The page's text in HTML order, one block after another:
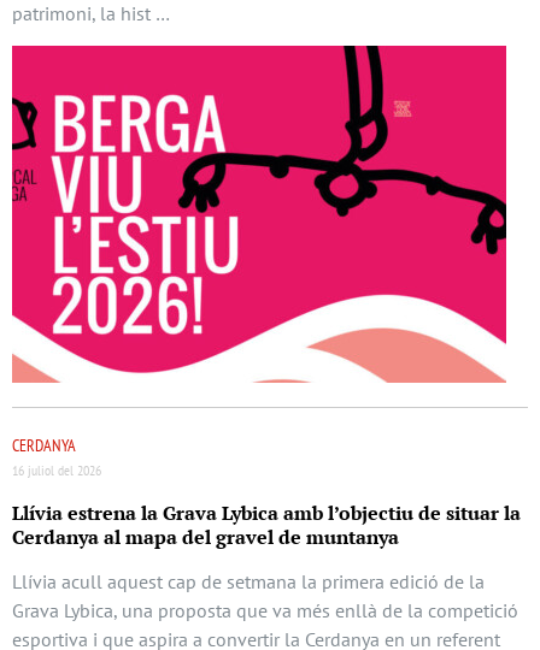
patrimoni, la hist …
CERDANYA
16 juliol del 2026
Llívia estrena la Grava Lybica amb l’objectiu de situar la
Cerdanya al mapa del gravel de muntanya
Llívia acull aquest cap de setmana la primera edició de la
Grava Lybica, una proposta que va més enllà de la competició
esportiva i que aspira a convertir la Cerdanya en un referent